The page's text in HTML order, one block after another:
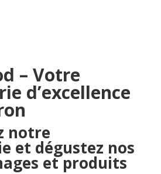
– Votre
d’excellence
notre
et dégustez nos
et produits